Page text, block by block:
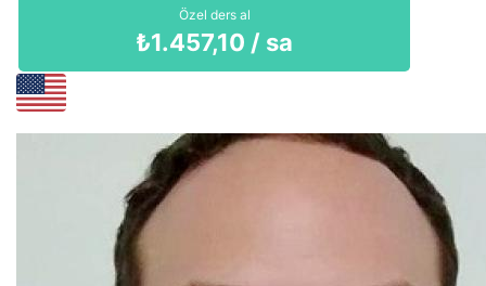
Özel ders al
₺1.457,10 / sa